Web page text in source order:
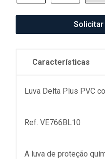
Solicitar
Características
Luva Delta Plus PVC
Ref. VE766BL10
A luva de proteção